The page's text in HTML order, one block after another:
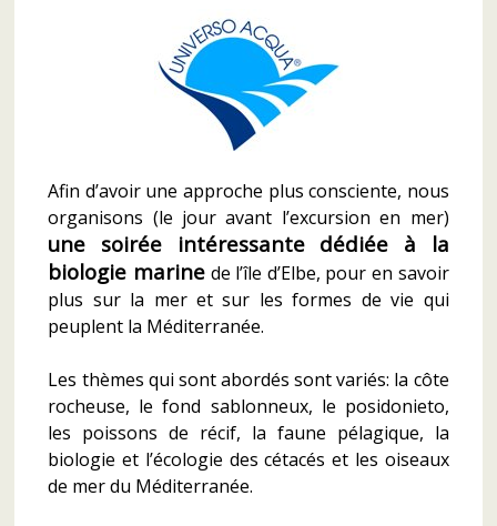
Afin d’avoir une approche plus consciente, nous
organisons (le jour avant l’excursion en mer)
une soirée intéressante dédiée à la
biologie marine de l’île d’Elbe, pour en savoir
plus sur la mer et sur les formes de vie qui
peuplent la Méditerranée.
Les thèmes qui sont abordés sont variés: la côte
rocheuse, le fond sablonneux, le posidonieto,
les poissons de récif, la faune pélagique, la
biologie et l’écologie des cétacés et les oiseaux
de mer du Méditerranée.